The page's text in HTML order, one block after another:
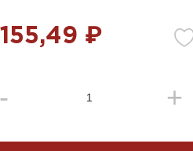
155,49 ₽